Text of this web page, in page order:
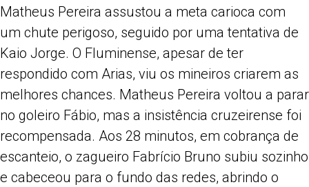
Matheus Pereira assustou a meta carioca com
um chute perigoso, seguido por uma tentativa de
Kaio Jorge. O Fluminense, apesar de ter
respondido com Arias, viu os mineiros criarem as
melhores chances. Matheus Pereira voltou a parar
no goleiro Fábio, mas a insistência cruzeirense foi
recompensada. Aos 28 minutos, em cobrança de
escanteio, o zagueiro Fabrício Bruno subiu sozinho
e cabeceou para o fundo das redes, abrindo o